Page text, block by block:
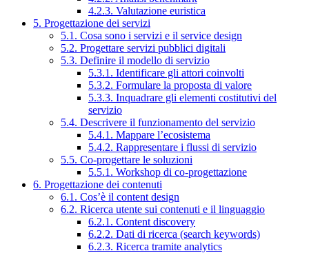
4.2.3. Valutazione euristica
5. Progettazione dei servizi
5.1. Cosa sono i servizi e il service design
5.2. Progettare servizi pubblici digitali
5.3. Definire il modello di servizio
5.3.1. Identificare gli attori coinvolti
5.3.2. Formulare la proposta di valore
5.3.3. Inquadrare gli elementi costitutivi del
servizio
5.4. Descrivere il funzionamento del servizio
5.4.1. Mappare l’ecosistema
5.4.2. Rappresentare i flussi di servizio
5.5. Co-progettare le soluzioni
5.5.1. Workshop di co-progettazione
6. Progettazione dei contenuti
6.1. Cos’è il content design
6.2. Ricerca utente sui contenuti e il linguaggio
6.2.1. Content discovery
6.2.2. Dati di ricerca (search keywords)
6.2.3. Ricerca tramite analytics